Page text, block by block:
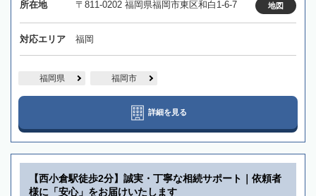
所在地 〒811-0202 福岡県福岡市東区和白1-6-7 地図
対応エリア 福岡
福岡県 福岡市
詳細を見る
【西小倉駅徒歩2分】誠実・丁寧な相続サポート｜依頼者
様に「安心」をお届けいたします